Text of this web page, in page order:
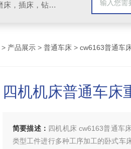
数控车床，加工中心，数控铣床，立钻，台钻，摇臂钻床，锯床，牛头刨床，磨床，插床，钻铣床，滚齿机
> 产品展示 > 普通车床 > cw6163普通车
四机机床普通车床
简要描述： 四机机床 cw6163普通车
类型工件进行多种工序加工的卧式车